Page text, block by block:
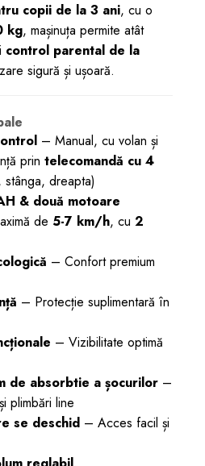
copii de la 3 ani, cu o
kg, mașinuța permite atât
control parental de la
sigură și ușoară.
– Manual, cu volan și
prin telecomandă cu 4
dreapta)
& două motoare
de 5-7 km/h, cu 2
– Confort premium
– Protecție suplimentară în
– Vizibilitate optimă
de absorbtie a șocurilor –
plimbări line
se deschid – Acces facil și